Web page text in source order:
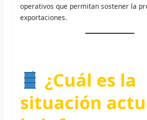
operativos que permitan sostener la
exportaciones.
¿Cuál es la
situación